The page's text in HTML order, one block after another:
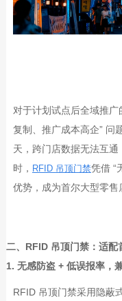
对于计划试点后全域推
复制、推广成本高企” 问
天，跨门店数据无法互
时， RFID 吊顶门禁凭借 “
优势，成为首尔大型零售
二、 RFID 吊顶门禁：适配
1. 无感防盗 + 低误报率，
RFID 吊顶门禁采用隐蔽